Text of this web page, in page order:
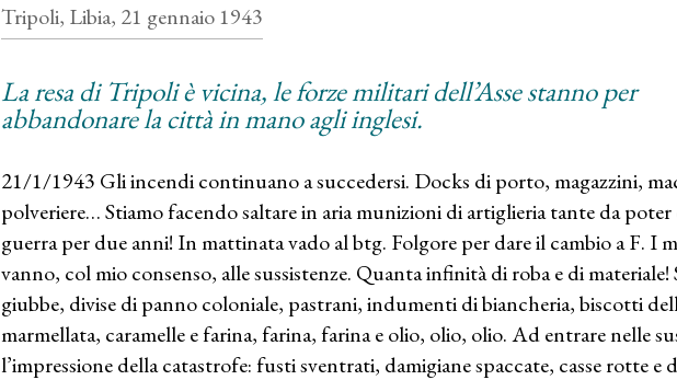
Tripoli, Libia, 21 gennaio 1943
La resa di Tripoli è vicina, le forze militari dell’Asse stanno per
abbandonare la città in mano agli inglesi.
21/1/1943 Gli incendi continuano a succedersi. Docks di porto, magazzini,
polveriere… Stiamo facendo saltare in aria munizioni di artiglieria tante da
guerra per due anni! In mattinata vado al btg. Folgore per dare il cambio a F. I
vanno, col mio consenso, alle sussistenze. Quanta infinità di roba e di materiale!
giubbe, divise di panno coloniale, pastrani, indumenti di biancheria, biscotti
marmellata, caramelle e farina, farina, farina e olio, olio, olio. Ad entrare nelle
l’impressione della catastrofe: fusti sventrati, damigiane spaccate, casse rotte e